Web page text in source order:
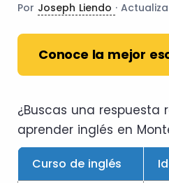
Por Joseph Liendo ·
Conoce la mejor
¿Buscas una respuesta
aprender inglés en
Curso de inglés